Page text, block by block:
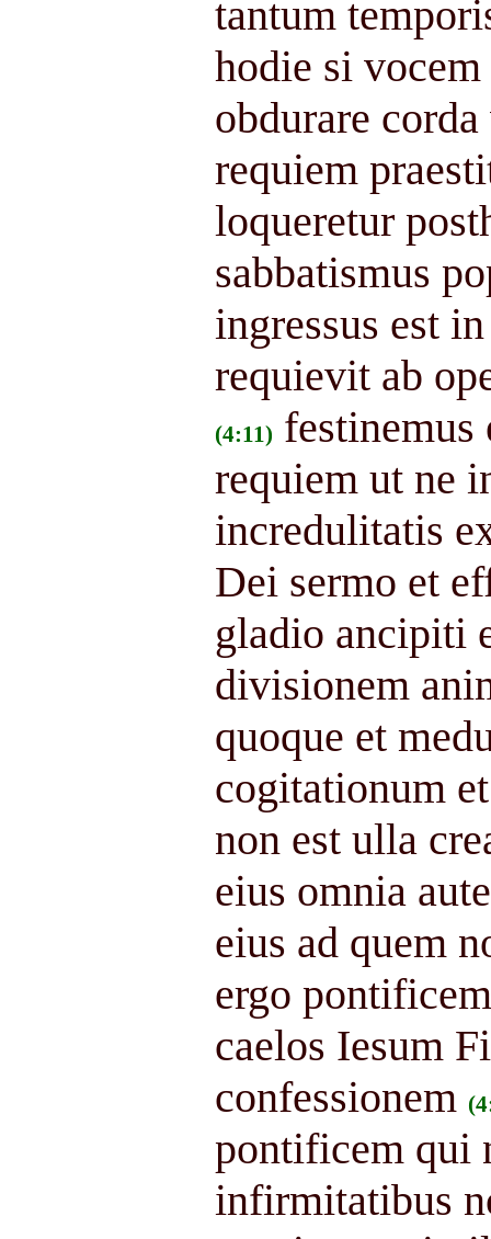
tantum
hodie si
obdurare corda
requiem
loqueretur
sabbatismus
ingressus est
requievit ab
(4:11)
requiem ut ne
incredulitatis
Dei sermo et
gladio ancipiti
divisionem
quoque et
cogitationum
non est ulla
eius omnia
eius ad quem
ergo
caelos Iesum
confessionem
pontificem qui
infirmitatibus